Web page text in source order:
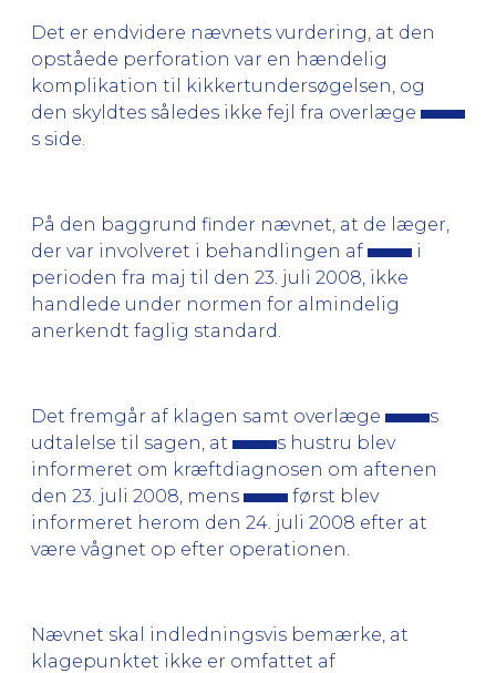
Det er endvidere nævnets vurdering, at den
opståede perforation var en hændelig
komplikation til kikkertundersøgelsen, og
den skyldtes således ikke fejl fra overlæge
s side.
På den baggrund finder nævnet, at de læger,
der var involveret i behandlingen af
i
perioden fra maj til den 23. juli 2008, ikke
handlede under normen for almindelig
anerkendt faglig standard.
Det fremgår af klagen samt overlæge
s
udtalelse til sagen, at
s hustru blev
informeret om kræftdiagnosen om aftenen
den 23. juli 2008, mens
først blev
informeret herom den 24. juli 2008 efter at
være vågnet op efter operationen.
Nævnet skal indledningsvis bemærke, at
klagepunktet ikke er omfattet af